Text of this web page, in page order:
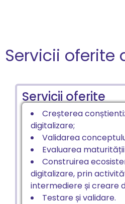
Servicii oferite
Servicii oferite
Creșterea
digitalizare;
Validarea
Evaluarea
Construirea
digitalizare, prin
intermediere și creare
Testare și validare.